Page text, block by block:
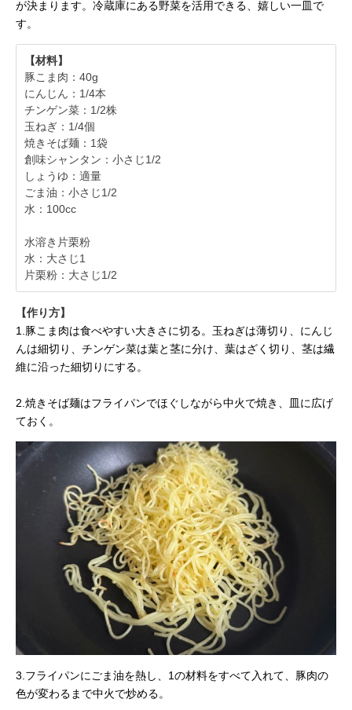
が決まります。冷蔵庫にある野菜を活用できる、嬉しい一皿で
す。
【材料】
豚こま肉：40g
にんじん：1/4本
チンゲン菜：1/2株
玉ねぎ：1/4個
焼きそば麺：1袋
創味シャンタン：小さじ1/2
しょうゆ：適量
ごま油：小さじ1/2
水：100cc
水溶き片栗粉
水：大さじ1
片栗粉：大さじ1/2
【作り方】
1.豚こま肉は食べやすい大きさに切る。玉ねぎは薄切り、にんじ
んは細切り、チンゲン菜は葉と茎に分け、葉はざく切り、茎は繊
維に沿った細切りにする。
2.焼きそば麺はフライパンでほぐしながら中火で焼き、皿に広げ
ておく。
3.フライパンにごま油を熱し、1の材料をすべて入れて、豚肉の
色が変わるまで中火で炒める。